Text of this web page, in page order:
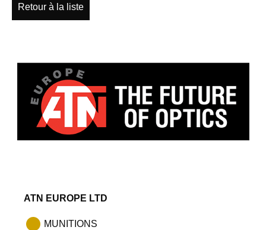
Retour à la liste
ATN EUROPE LTD
MUNITIONS